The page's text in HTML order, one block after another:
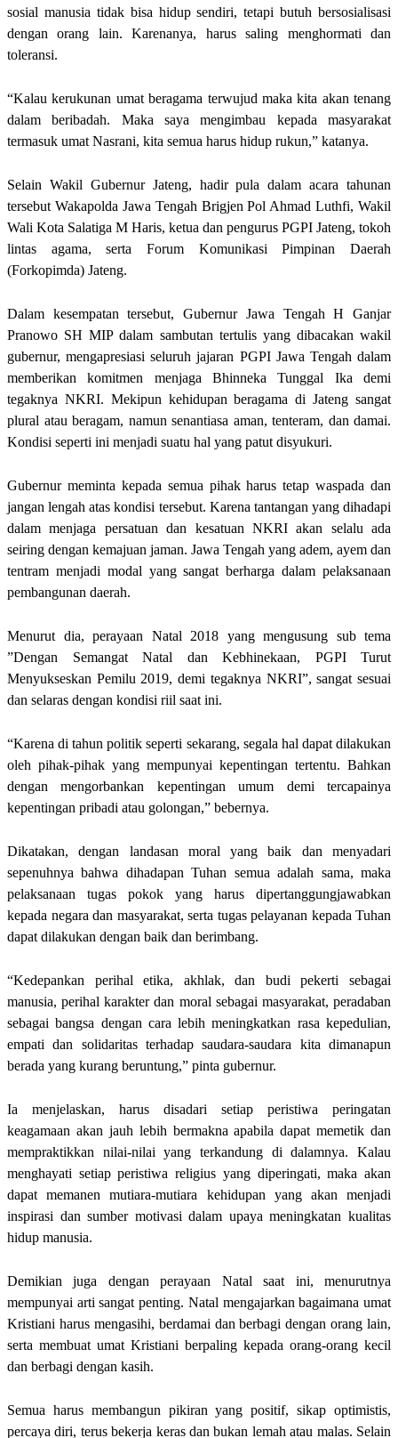
sosial manusia tidak bisa hidup sendiri, tetapi butuh bersosialisasi
dengan orang lain. Karenanya, harus saling menghormati dan
toleransi.
“Kalau kerukunan umat beragama terwujud maka kita akan tenang
dalam beribadah. Maka saya mengimbau kepada masyarakat
termasuk umat Nasrani, kita semua harus hidup rukun,” katanya.
Selain Wakil Gubernur Jateng, hadir pula dalam acara tahunan
tersebut Wakapolda Jawa Tengah Brigjen Pol Ahmad Luthfi, Wakil
Wali Kota Salatiga M Haris, ketua dan pengurus PGPI Jateng, tokoh
lintas agama, serta Forum Komunikasi Pimpinan Daerah
(Forkopimda) Jateng.
Dalam kesempatan tersebut, Gubernur Jawa Tengah H Ganjar
Pranowo SH MIP dalam sambutan tertulis yang dibacakan wakil
gubernur, mengapresiasi seluruh jajaran PGPI Jawa Tengah dalam
memberikan komitmen menjaga Bhinneka Tunggal Ika demi
tegaknya NKRI. Mekipun kehidupan beragama di Jateng sangat
plural atau beragam, namun senantiasa aman, tenteram, dan damai.
Kondisi seperti ini menjadi suatu hal yang patut disyukuri.
Gubernur meminta kepada semua pihak harus tetap waspada dan
jangan lengah atas kondisi tersebut. Karena tantangan yang dihadapi
dalam menjaga persatuan dan kesatuan NKRI akan selalu ada
seiring dengan kemajuan jaman. Jawa Tengah yang adem, ayem dan
tentram menjadi modal yang sangat berharga dalam pelaksanaan
pembangunan daerah.
Menurut dia, perayaan Natal 2018 yang mengusung sub tema
”Dengan Semangat Natal dan Kebhinekaan, PGPI Turut
Menyukseskan Pemilu 2019, demi tegaknya NKRI”, sangat sesuai
dan selaras dengan kondisi riil saat ini.
“Karena di tahun politik seperti sekarang, segala hal dapat dilakukan
oleh pihak-pihak yang mempunyai kepentingan tertentu. Bahkan
dengan mengorbankan kepentingan umum demi tercapainya
kepentingan pribadi atau golongan,” bebernya.
Dikatakan, dengan landasan moral yang baik dan menyadari
sepenuhnya bahwa dihadapan Tuhan semua adalah sama, maka
pelaksanaan tugas pokok yang harus dipertanggungjawabkan
kepada negara dan masyarakat, serta tugas pelayanan kepada Tuhan
dapat dilakukan dengan baik dan berimbang.
“Kedepankan perihal etika, akhlak, dan budi pekerti sebagai
manusia, perihal karakter dan moral sebagai masyarakat, peradaban
sebagai bangsa dengan cara lebih meningkatkan rasa kepedulian,
empati dan solidaritas terhadap saudara-saudara kita dimanapun
berada yang kurang beruntung,” pinta gubernur.
Ia menjelaskan, harus disadari setiap peristiwa peringatan
keagamaan akan jauh lebih bermakna apabila dapat memetik dan
mempraktikkan nilai-nilai yang terkandung di dalamnya. Kalau
menghayati setiap peristiwa religius yang diperingati, maka akan
dapat memanen mutiara-mutiara kehidupan yang akan menjadi
inspirasi dan sumber motivasi dalam upaya meningkatan kualitas
hidup manusia.
Demikian juga dengan perayaan Natal saat ini, menurutnya
mempunyai arti sangat penting. Natal mengajarkan bagaimana umat
Kristiani harus mengasihi, berdamai dan berbagi dengan orang lain,
serta membuat umat Kristiani berpaling kepada orang-orang kecil
dan berbagi dengan kasih.
Semua harus membangun pikiran yang positif, sikap optimistis,
percaya diri, terus bekerja keras dan bukan lemah atau malas. Selain